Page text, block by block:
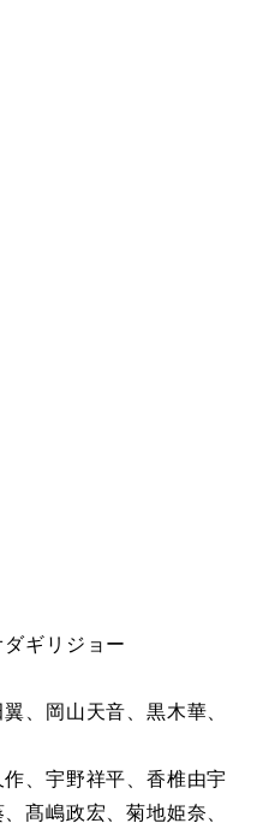
ギリジョー
、岡山天音、黒木華、
、宇野祥平、香椎由宇
髙嶋政宏、菊地姫奈、